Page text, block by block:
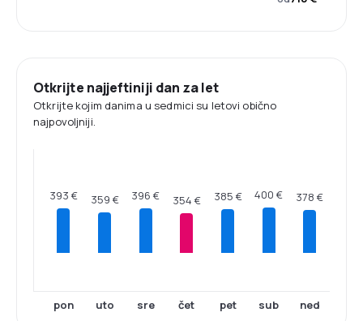
Otkrijte najjeftiniji dan za let
Otkrijte kojim danima u sedmici su letovi obično
najpovoljniji.
393 €
pon
359 €
uto
396 €
sre
354 €
čet
385 €
pet
400 €
sub
378 €
ned